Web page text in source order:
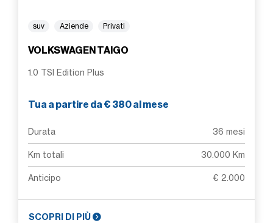
suv Aziende Privati
VOLKSWAGEN TAIGO
1.0 TSI Edition Plus
Tua a partire da € 380 al mese
Durata 36 mesi
Km totali 30.000 Km
Anticipo € 2.000
SCOPRI DI PIÙ